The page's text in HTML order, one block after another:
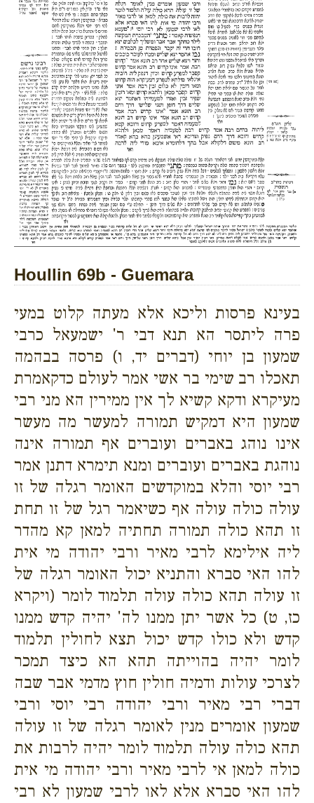
Houllin 69b - Guemara
בעינא פרסות וליכא אלא מעתה קלוט במעי
פרה ליתסר הא תנא דבי ר' ישמעאל כרבי
שמעון בן יוחי (דברים יד, ו) פרסה בבהמה
תאכלו רב שימי בר אשי אמר לעולם כדקאמרת
מעיקרא ודקא קשיא לך אין ממירין הא מני רבי
שמעון היא דמקיש תמורה למעשר מה מעשר
אינו נוהג באברים ועוברים אף תמורה אינה
נוהגת באברים ועוברים ומנא תימרא דתנן אמר
רבי יוסי והלא במוקדשים האומר רגלה של זו
עולה כולה עולה אף כשיאמר רגל של זו תחת
זו תהא כולה תמורה תחתיה למאן קא מהדר
ליה אילימא לרבי מאיר ורבי יהודה מי אית
להו האי סברא והתניא יכול האומר רגלה של
זו עולה תהא כולה עולה תלמוד לומר (ויקרא
כז, ט) כל אשר יתן ממנו לה' יהיה קדש ממנו
קדש ולא כולו קדש יכול תצא לחולין תלמוד
לומר יהיה בהוייתה תהא הא כיצד תמכר
לצרכי עולות ודמיה חולין חוץ מדמי אבר שבה
דברי רבי מאיר ורבי יהודה רבי יוסי ורבי
שמעון אומרים מנין לאומר רגלה של זו עולה
תהא כולה עולה תלמוד לומר יהיה לרבות את
כולה למאן אי לרבי מאיר ורבי יהודה מי אית
להו האי סברא אלא לאו לרבי שמעון לא רבי